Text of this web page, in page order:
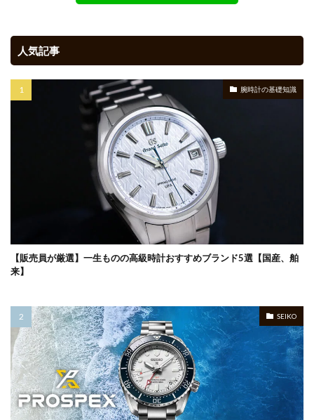
人気記事
腕時計の基礎知識
【販売員が厳選】一生ものの高級時計おすすめブランド5選【国産、舶
来】
SEIKO